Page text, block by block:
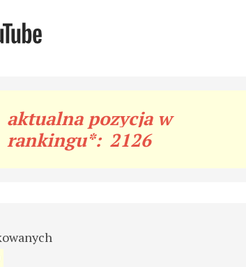
aktualna pozycja w
rankingu*: 2126